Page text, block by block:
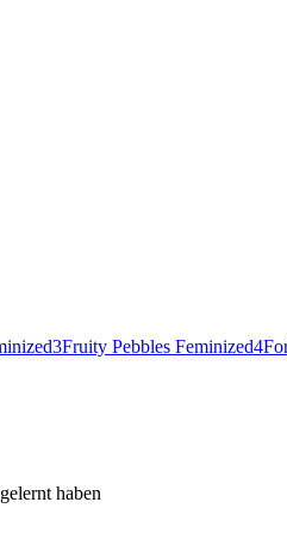
3Fruity Pebbles Feminized4
haben